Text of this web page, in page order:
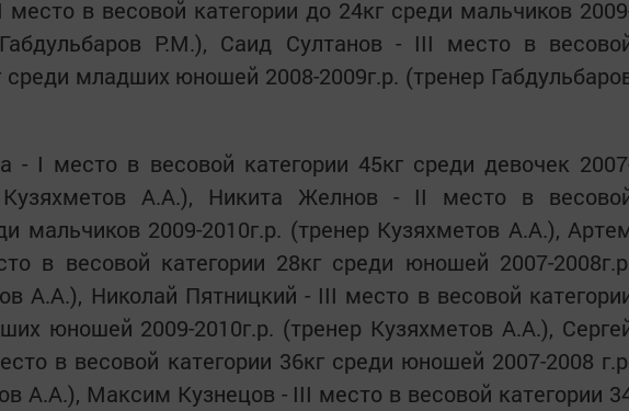
в весовой категории до 24кг среди мальчиков
Р.М.), Саид Султанов - III место в
среди младших юношей 2008-2009г.р. (тренер
- I место в весовой категории 45кг среди девочек
Кузяхметов А.А.), Никита Желнов - II место в
мальчиков 2009-2010г.р. (тренер Кузяхметов А.А.),
в весовой категории 28кг среди юношей 2007-
А.А.), Николай Пятницкий - III место в весовой
юношей 2009-2010г.р. (тренер Кузяхметов А.А.),
в весовой категории 36кг среди юношей 2007-2008
А.А.), Максим Кузнецов - III место в весовой категории